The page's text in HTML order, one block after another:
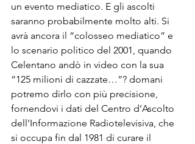
un evento mediatico. E gli ascolti
saranno probabilmente molto alti. Si
avrà ancora il “colosseo mediatico” e
lo scenario politico del 2001, quando
Celentano andò in video con la sua
“125 milioni di cazzate…”? domani
potremo dirlo con più precisione,
fornendovi i dati del Centro d’Ascolto
dell’Informazione Radiotelevisiva, che
si occupa fin dal 1981 di curare il